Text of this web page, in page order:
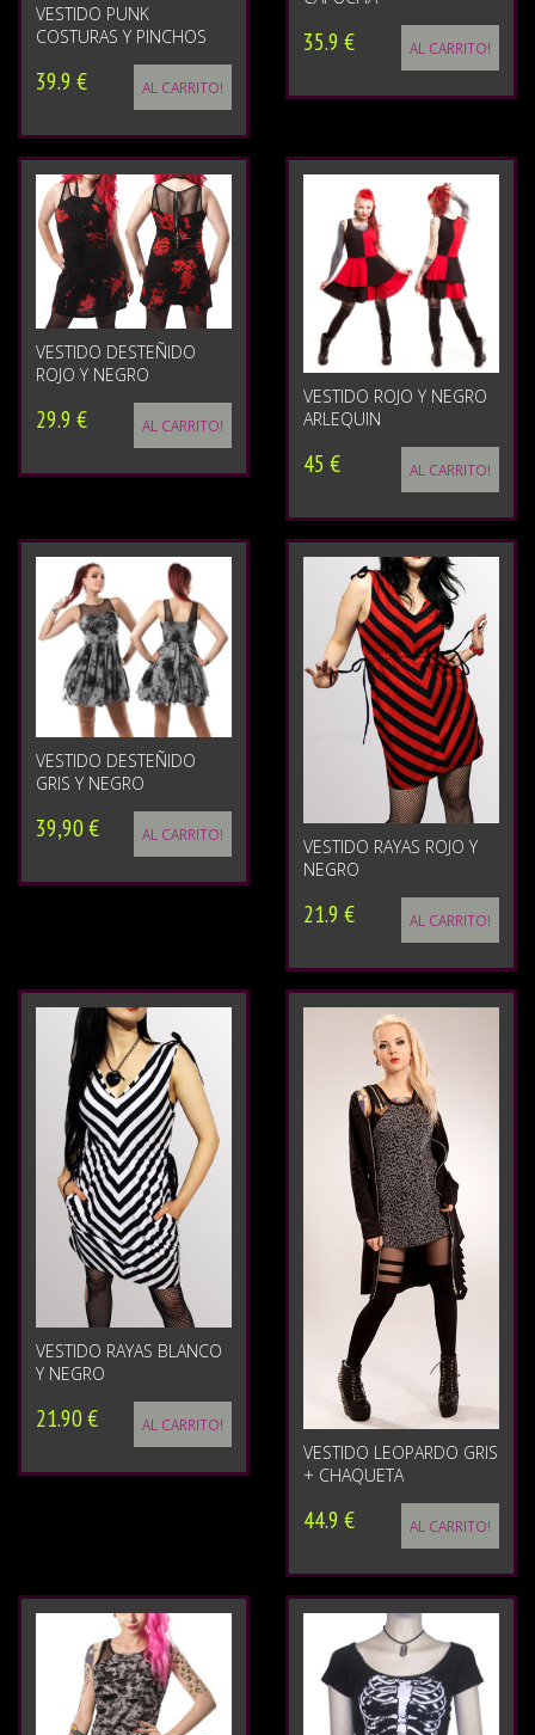
VESTIDO PUNK
COSTURAS Y PINCHOS
39.9 € AL CARRITO!
35.9 € AL CARRITO!
VESTIDO DESTEÑIDO
ROJO Y NEGRO
29.9 € AL CARRITO!
VESTIDO ROJO Y NEGRO
ARLEQUIN
45 € AL CARRITO!
VESTIDO DESTEÑIDO
GRIS Y NEGRO
39,90 € AL CARRITO!
VESTIDO RAYAS ROJO Y
NEGRO
21.9 € AL CARRITO!
VESTIDO RAYAS BLANCO
Y NEGRO
21.90 € AL CARRITO!
VESTIDO LEOPARDO GRIS
+ CHAQUETA
44.9 € AL CARRITO!